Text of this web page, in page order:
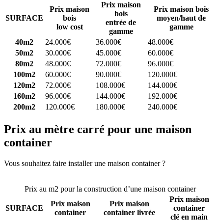
SURFACE
Prix maison
bois
low cost
Prix maison
bois
entrée de
gamme
Prix maison bois
moyen/haut de
gamme
40m2
24.000€ 36.000€
48.000€
50m2
30.000€ 45.000€
60.000€
80m2
48.000€ 72.000€
96.000€
100m2
60.000€ 90.000€
120.000€
120m2
72.000€ 108.000€
144.000€
160m2
96.000€ 144.000€
192.000€
200m2
120.000€ 180.000€ 240.000€
Prix au mètre carré pour une maison
container
Vous souhaitez faire installer une maison container ?
Prix au m2 pour la construction d’une maison container
SURFACE
Prix maison
container
Prix maison
container livrée
Prix maison
container
clé en main